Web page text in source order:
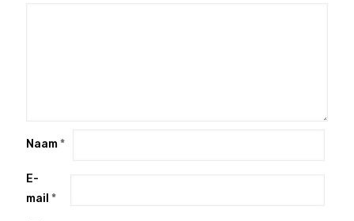
Naam*
E-
mail *